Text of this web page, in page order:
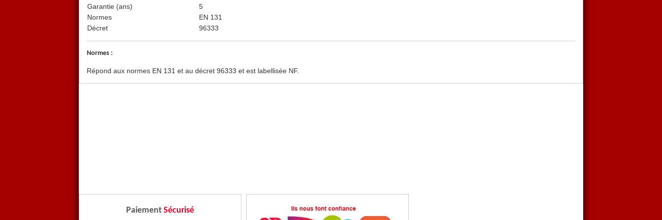
Garantie (ans)
5
Normes
EN 131
Décret
96333
Normes :
Répond aux normes EN 131 et au décret 96333 et est labellisée NF.
Paiement Sécurisé